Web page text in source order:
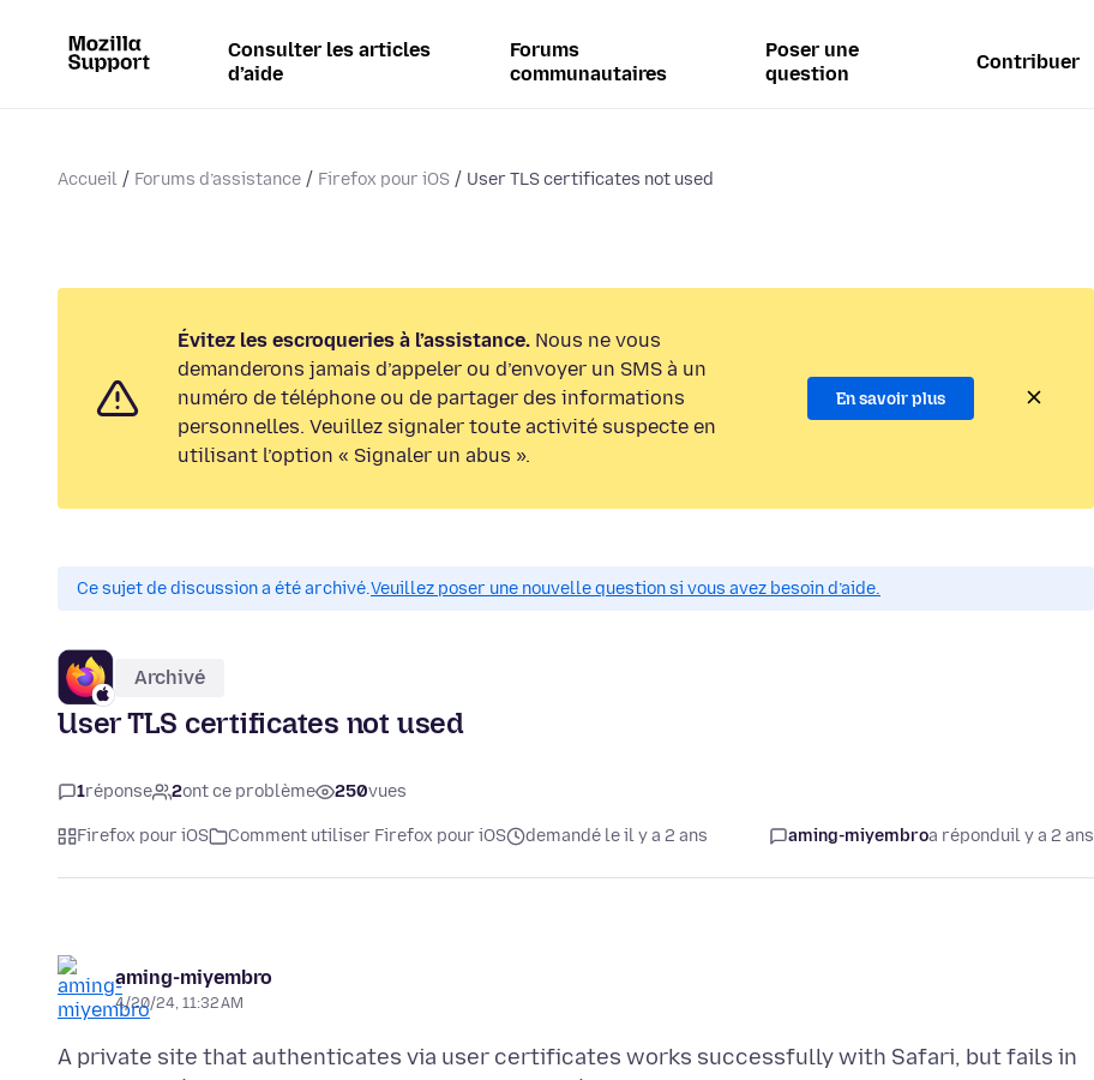
Consulter les articles
d’aide
Forums
communautaires
Poser une
question
Contribuer
Accueil Forums d’assistance Firefox pour iOS User TLS certificates not used
Évitez les escroqueries à l’assistance. Nous ne vous
demanderons jamais d’appeler ou d’envoyer un SMS à un
numéro de téléphone ou de partager des informations
personnelles. Veuillez signaler toute activité suspecte en
utilisant l’option « Signaler un abus ».
En savoir plus
Ce sujet de discussion a été archivé.Veuillez poser une nouvelle question si vous avez besoin d’aide.
Archivé
User TLS certificates not used
1réponse 2ont ce problème 250vues
Firefox pour iOS Comment utiliser Firefox pour iOS demandé le il y a 2 ans aming-miyembroa réponduil y a 2 ans
aming-miyembro
4/20/24, 11:32 AM
A private site that authenticates via user certificates works successfully with Safari, but fails in